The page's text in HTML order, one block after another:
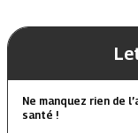
Ne manquez rien de
santé !